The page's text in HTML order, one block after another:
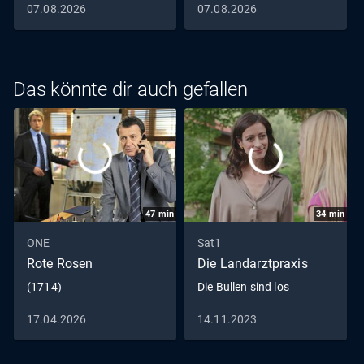
schnell einen neuen Verbündeten: Nils. Aber dann muss
07.08.2026 07.08.2026
Das könnte dir auch gefallen
47 min
ONE
Rote Rosen
(1714)
17.04.2026
34 min
Sat1
Die Landarztpraxis
Die Bullen sind los
14.11.2023